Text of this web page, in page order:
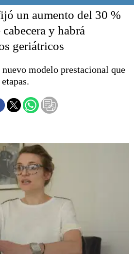
El mundo
Seguridad
Escenario Olímpico
Liga del Sur
Federal A
Economía y finanzas
Con el campo
Espacio empresas
Sociedad
Tecnología
un aumento del 30 %
y habrá
geriátricos
modelo prestacional que